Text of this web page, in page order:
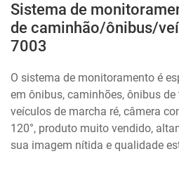
Sistema de
de caminhão/ônibus/
7003
O sistema de monitoramento é
em ônibus, caminhões, ônibus
veículos de marcha ré, câmera
120°, produto muito vendido,
sua imagem nítida e qualidade